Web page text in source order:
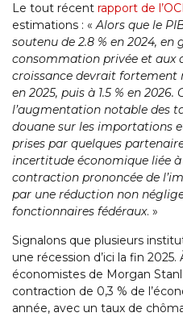
Le tout récent rapport de
estimations : «Alors que le
soutenu de 2.8 % en 2024,
consommation privée et aux
croissance devrait fortement
en 2025, puis à 1.5 % en 2026.
l’augmentation notable des
douane sur les importations
prises par quelques
incertitude économique liée
contraction prononcée de
par une réduction non
fonctionnaires fédéraux. »
Signalons que plusieurs
une récession d’ici la fin
économistes de Morgan
contraction de 0,3 % de
année, avec un taux de